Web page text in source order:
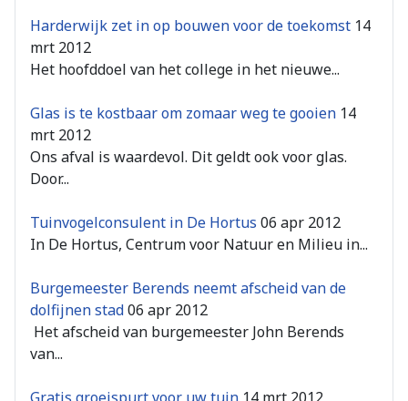
Harderwijk zet in op bouwen voor de toekomst 14
mrt 2012
Het hoofddoel van het college in het nieuwe...
Glas is te kostbaar om zomaar weg te gooien 14
mrt 2012
Ons afval is waardevol. Dit geldt ook voor glas.
Door...
Tuinvogelconsulent in De Hortus 06 apr 2012
In De Hortus, Centrum voor Natuur en Milieu in...
Burgemeester Berends neemt afscheid van de
dolfijnen stad06 apr 2012
Het afscheid van burgemeester John Berends
van...
Gratis groeispurt voor uw tuin 14 mrt 2012